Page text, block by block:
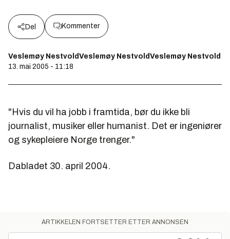
Del Kommenter
Veslemøy NestvoldVeslemøy NestvoldVeslemøy Nestvold
13. mai 2005 - 11:18
"Hvis du vil ha jobb i framtida, bør du ikke bli
journalist, musiker eller humanist. Det er ingeniører
og sykepleiere Norge trenger."
Dabladet 30. april 2004.
ARTIKKELEN FORTSETTER ETTER ANNONSEN